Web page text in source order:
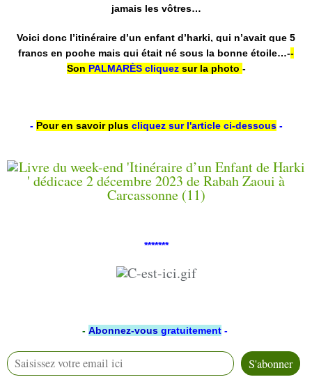
jamais les vôtres…
Voici donc l’itinéraire d’un enfant d’harki, qui n’avait que 5
francs en poche mais qui était né sous la bonne étoile…--
Son PALMARÈS cliquezsur la photo -
- Pour en savoir pluscliquezsur l'article ci-dessous-
*******
- Abonnez-vous gratuitement -